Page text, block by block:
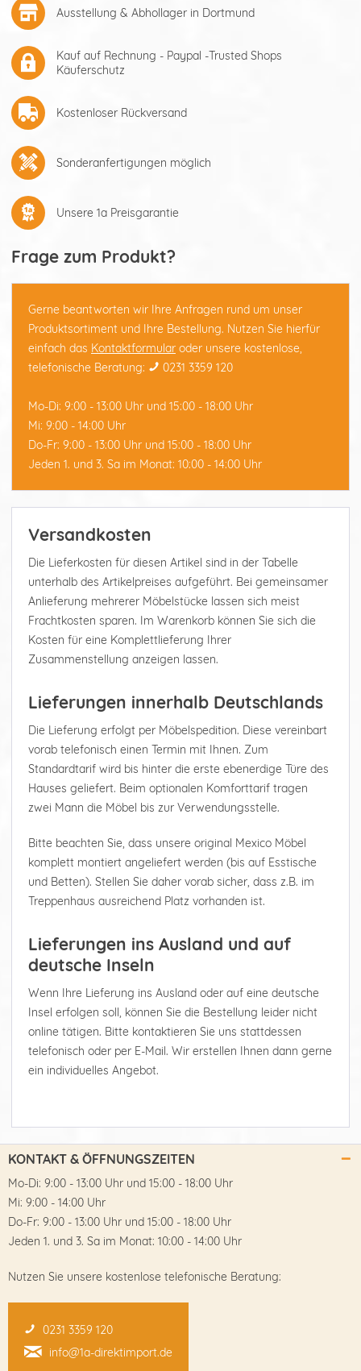
Ausstellung & Abhollager in Dortmund
Kauf auf Rechnung - Paypal -Trusted Shops
Käuferschutz
Kostenloser Rückversand
Sonderanfertigungen möglich
Unsere 1a Preisgarantie
Frage zum Produkt?
Gerne beantworten wir Ihre Anfragen rund um unser
Produktsortiment und Ihre Bestellung. Nutzen Sie hierfür
einfach das Kontaktformular oder unsere kostenlose,
telefonische Beratung:
0231 3359 120
Mo-Di: 9:00 - 13:00 Uhr und 15:00 - 18:00 Uhr
Mi: 9:00 - 14:00 Uhr
Do-Fr: 9:00 - 13:00 Uhr und 15:00 - 18:00 Uhr
Jeden 1. und 3. Sa im Monat: 10:00 - 14:00 Uhr
Versandkosten
Die Lieferkosten für diesen Artikel sind in der Tabelle
unterhalb des Artikelpreises aufgeführt. Bei gemeinsamer
Anlieferung mehrerer Möbelstücke lassen sich meist
Frachtkosten sparen. Im Warenkorb können Sie sich die
Kosten für eine Komplettlieferung Ihrer
Zusammenstellung anzeigen lassen.
Lieferungen innerhalb Deutschlands
Die Lieferung erfolgt per Möbelspedition. Diese vereinbart
vorab telefonisch einen Termin mit Ihnen. Zum
Standardtarif wird bis hinter die erste ebenerdige Türe des
Hauses geliefert. Beim optionalen Komforttarif tragen
zwei Mann die Möbel bis zur Verwendungsstelle.
Bitte beachten Sie, dass unsere original Mexico Möbel
komplett montiert angeliefert werden (bis auf Esstische
und Betten). Stellen Sie daher vorab sicher, dass z.B. im
Treppenhaus ausreichend Platz vorhanden ist.
Lieferungen ins Ausland und auf
deutsche Inseln
Wenn Ihre Lieferung ins Ausland oder auf eine deutsche
Insel erfolgen soll, können Sie die Bestellung leider nicht
online tätigen. Bitte kontaktieren Sie uns stattdessen
telefonisch oder per E-Mail. Wir erstellen Ihnen dann gerne
ein individuelles Angebot.
KONTAKT & ÖFFNUNGSZEITEN
Mo-Di: 9:00 - 13:00 Uhr und 15:00 - 18:00 Uhr
Mi: 9:00 - 14:00 Uhr
Do-Fr: 9:00 - 13:00 Uhr und 15:00 - 18:00 Uhr
Jeden 1. und 3. Sa im Monat: 10:00 - 14:00 Uhr
Nutzen Sie unsere kostenlose telefonische Beratung:
0231 3359 120
info@1a-direktimport.de